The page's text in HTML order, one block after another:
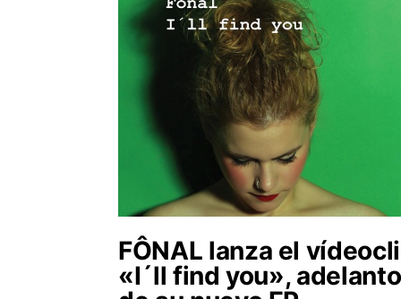
FÔNAL lanza el
«I´ll find you», adelanto